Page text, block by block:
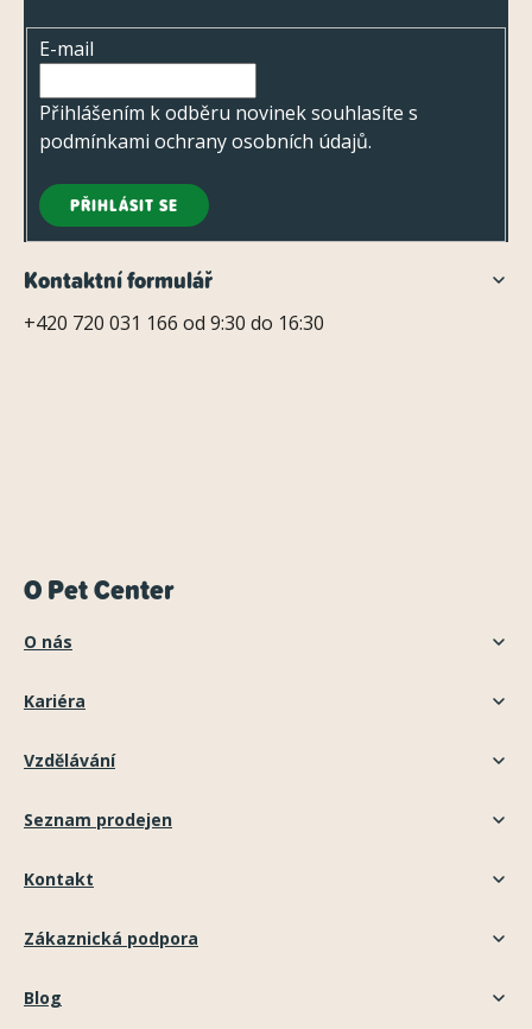
s
E-mail
Přihlášením k odběru novinek souhlasíte s
podmínkami ochrany osobních údajů.
PŘIHLÁSIT SE
Kontaktní formulář
+420 720 031 166 od 9:30 do 16:30
O Pet Center
O nás
Kariéra
Vzdělávání
Seznam prodejen
Kontakt
Zákaznická podpora
Blog